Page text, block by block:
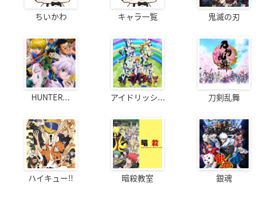
ちいかわ キャラ一覧 鬼滅の刃
HUNTER... アイドリッシ... 刀剣乱舞
ハイキュー!! 暗殺教室 銀魂